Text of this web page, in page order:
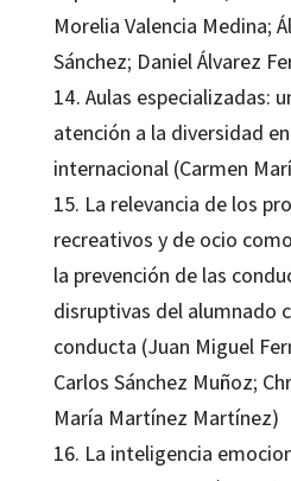
Morelia Valencia Medina;
Sánchez; Daniel Álvarez
14. Aulas especializadas:
atención a la diversidad
internacional (Carmen
15. La relevancia de los
recreativos y de ocio
la prevención de las
disruptivas del alumnado
conducta (Juan Miguel
Carlos Sánchez Muñoz;
María Martínez Martínez)
16. La inteligencia